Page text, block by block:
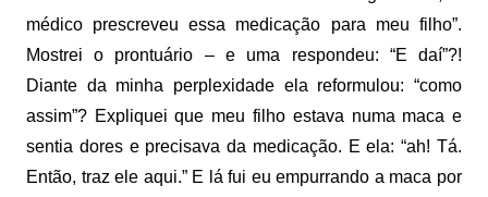
médico prescreveu essa medicação para meu filho”.
Mostrei o prontuário – e uma respondeu: “E daí”?!
Diante da minha perplexidade ela reformulou: “como
assim”? Expliquei que meu filho estava numa maca e
sentia dores e precisava da medicação. E ela: “ah! Tá.
Então, traz ele aqui.” E lá fui eu empurrando a maca por